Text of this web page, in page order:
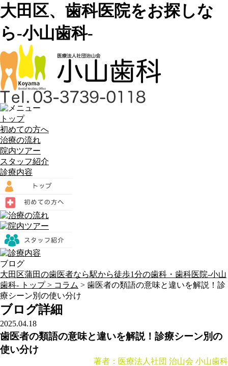
大田区、歯科医院をお探しな
ら-小山歯科-
トップ
初めての方へ
治療の流れ
院内ツアー
スタッフ紹介
診療内容
ブログ
大田区蒲田の歯医者なら駅から徒歩1分の歯科・歯科医院-小山
歯科- トップ > コラム > 歯医者の類語の意味と違いを解説！診
療シーン別の使い分け
ブログ詳細
2025.04.18
歯医者の類語の意味と違いを解説！診療シーン別の
使い分け
著者：医療法人社団 治山会 小山歯科